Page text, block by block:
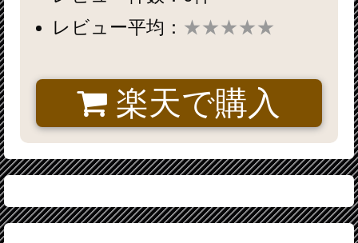
レビュー平均： ★★★★★
楽天で購入